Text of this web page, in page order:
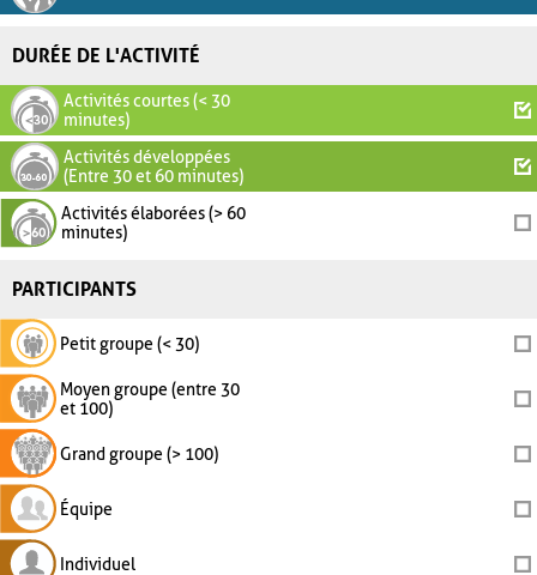
DURÉE DE L'ACTIVITÉ
Activités courtes (< 30
minutes)
Activités développées
(Entre 30 et 60 minutes)
Activités élaborées (> 60
minutes)
PARTICIPANTS
Petit groupe (< 30)
Moyen groupe (entre 30
et 100)
Grand groupe (> 100)
Équipe
Individuel